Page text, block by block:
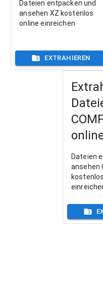
Dateien entpacken und
ansehen XZ kostenlos
online einreichen
EXTRAHIEREN
Dateien
ansehen